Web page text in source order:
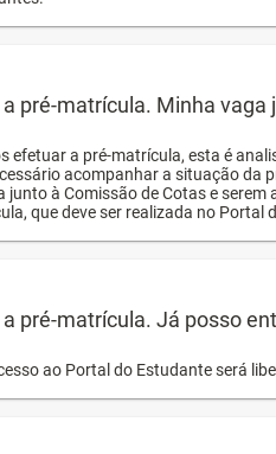
pré-matrícula. Minha vaga
efetuar a pré-matrícula, esta é
acompanhar a situação da
junto à Comissão de Cotas e
que deve ser realizada no
pré-matrícula. Já posso
ao Portal do Estudante será